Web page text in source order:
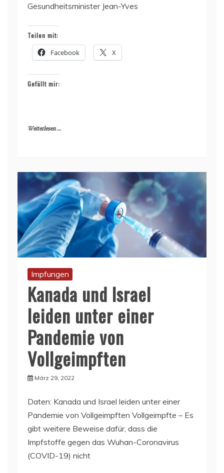
Gesundheitsminister Jean-Yves
Teilen mit:
Facebook X
Gefällt mir:
Weiterlesen ...
Impfungen
Kanada und Israel
leiden unter einer
Pandemie von
Vollgeimpften
März 29, 2022
Daten: Kanada und Israel leiden unter einer
Pandemie von Vollgeimpften Vollgeimpfte – Es
gibt weitere Beweise dafür, dass die
Impfstoffe gegen das Wuhan-Coronavirus
(COVID-19) nicht